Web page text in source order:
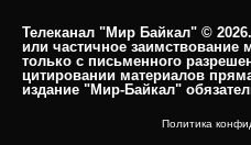
Телеканал "Мир Байкал" ©
или частичное заимствование
только с письменного
цитировании материалов
издание "Мир-Байкал"
Политика